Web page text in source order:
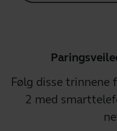
Følg disse trinnene
2 med